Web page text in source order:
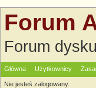
Forum
Forum
Główna Użytkownicy
Nie jesteś zalogowany.